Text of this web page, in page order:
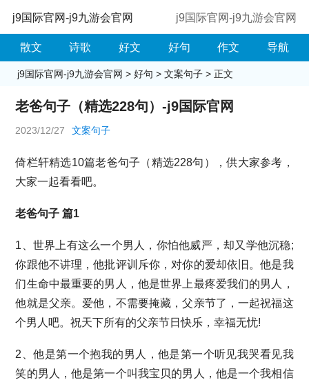
j9国际官网-j9九游会官网 j9国际官网-j9九游会官网
散文 诗歌 好文 好句 作文 导航
j9国际官网-j9九游会官网 > 好句 > 文案句子> 正文
老爸句子（精选228句）-j9国际官网
2023/12/27 文案句子
倚栏轩精选10篇老爸句子（精选228句），供大家参考，
大家一起看看吧。
老爸句子 篇1
1、世界上有这么一个男人，你怕他威严，却又学他沉稳;
你跟他不讲理，他批评训斥你，对你的爱却依旧。他是我
们生命中最重要的男人，他是世界上最疼爱我们的男人，
他就是父亲。爱他，不需要掩藏，父亲节了，一起祝福这
个男人吧。祝天下所有的父亲节日快乐，幸福无忧!
2、他是第一个抱我的男人，他是第一个听见我哭看见我
笑的男人，他是第一个叫我宝贝的男人，他是一个我相信